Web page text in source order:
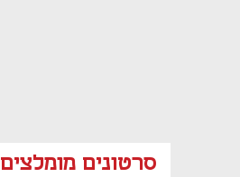
סרטונים מומלצים